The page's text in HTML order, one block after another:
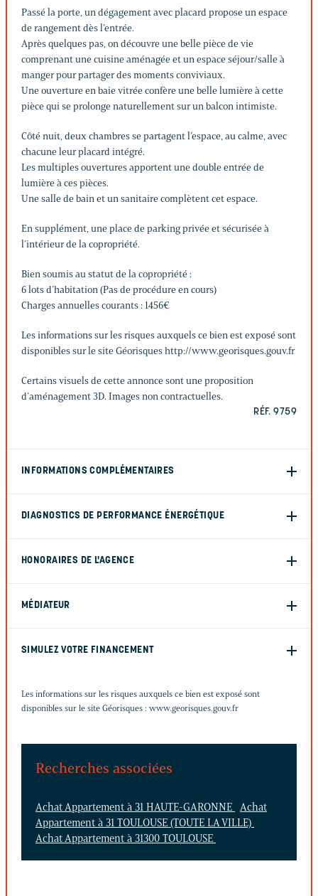
Passé la porte, un dégagement avec placard propose un espace
de rangement dès l’entrée.
Après quelques pas, on découvre une belle pièce de vie
comprenant une cuisine aménagée et un espace séjour/salle à
manger pour partager des moments conviviaux.
Une ouverture en baie vitrée confère une belle lumière à cette
pièce qui se prolonge naturellement sur un balcon intimiste.
Côté nuit, deux chambres se partagent l’espace, au calme, avec
chacune leur placard intégré.
Les multiples ouvertures apportent une double entrée de
lumière à ces pièces.
Une salle de bain et un sanitaire complètent cet espace.
En supplément, une place de parking privée et sécurisée à
l’intérieur de la copropriété.
Bien soumis au statut de la copropriété :
6 lots d’habitation (Pas de procédure en cours)
Charges annuelles courants : 1456€
Les informations sur les risques auxquels ce bien est exposé sont
disponibles sur le site Géorisques http://www.georisques.gouv.fr
Certains visuels de cette annonce sont une proposition
d’aménagement 3D. Images non contractuelles.
RÉF. 9759
INFORMATIONS COMPLÉMENTAIRES
DIAGNOSTICS DE PERFORMANCE ÉNERGÉTIQUE
HONORAIRES DE L'AGENCE
MÉDIATEUR
SIMULEZ VOTRE FINANCEMENT
Les informations sur les risques auxquels ce bien est exposé sont
disponibles sur le site Géorisques : www.georisques.gouv.fr
Recherches associées
Achat Appartement à 31 HAUTE-GARONNE
Achat
Appartement à 31 TOULOUSE (TOUTE LA VILLE)
Achat Appartement à 31300 TOULOUSE